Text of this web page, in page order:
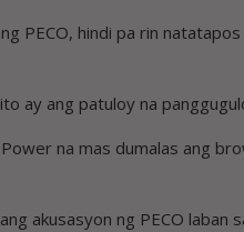
PECO, hindi pa rin
ay ang patuloy na
na mas dumalas ang
akusasyon ng PECO